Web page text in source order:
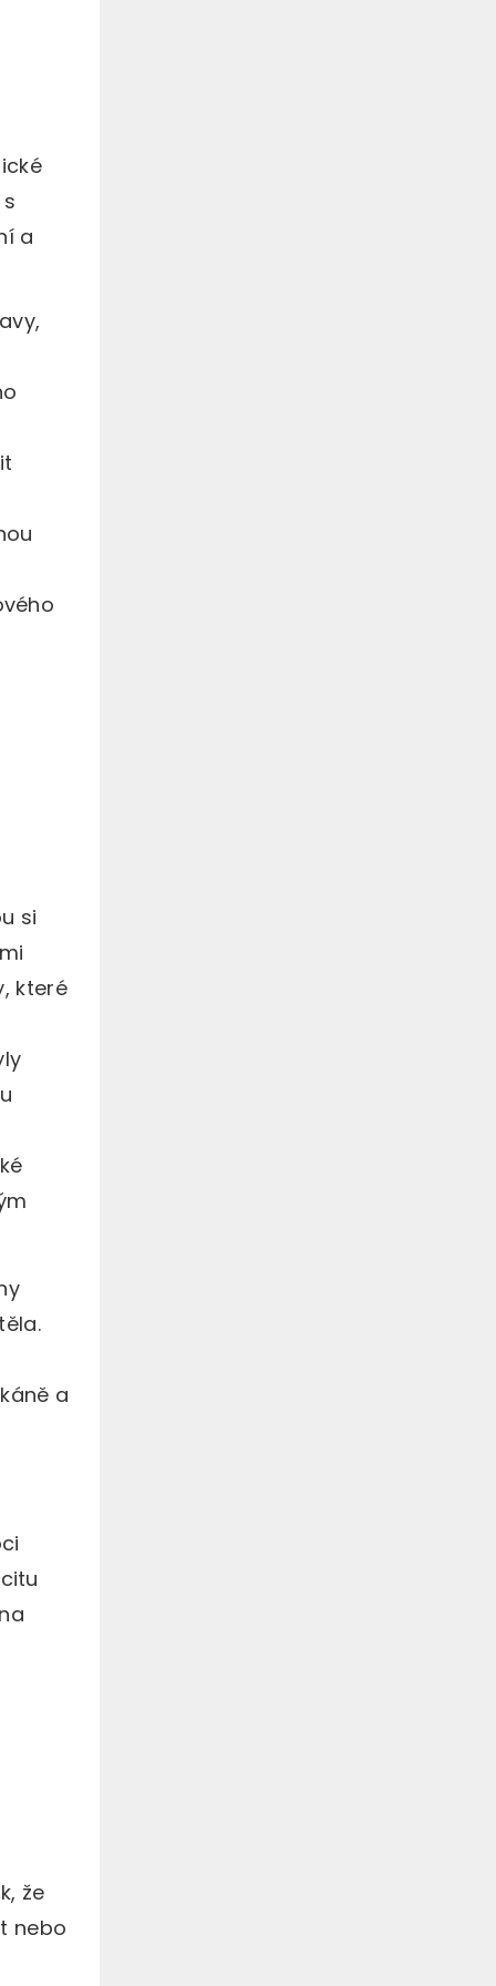
a
si
které
a
že
nebo